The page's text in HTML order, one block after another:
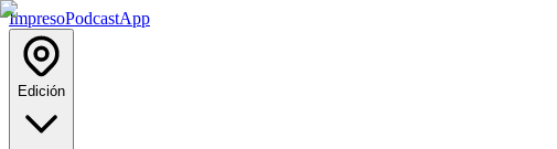
ImpresoPodcastApp
Edición